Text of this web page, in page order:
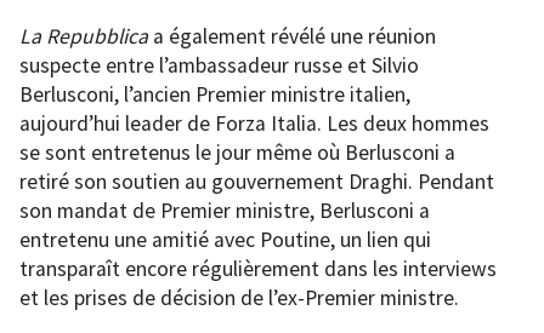
La Repubblica a également révélé une réunion
suspecte entre l’ambassadeur russe et Silvio
Berlusconi, l’ancien Premier ministre italien,
aujourd’hui leader de Forza Italia. Les deux hommes
se sont entretenus le jour même où Berlusconi a
retiré son soutien au gouvernement Draghi. Pendant
son mandat de Premier ministre, Berlusconi a
entretenu une amitié avec Poutine, un lien qui
transparaît encore régulièrement dans les interviews
et les prises de décision de l’ex-Premier ministre.